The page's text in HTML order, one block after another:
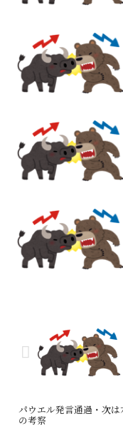
パウエル発言通過・次
の考察